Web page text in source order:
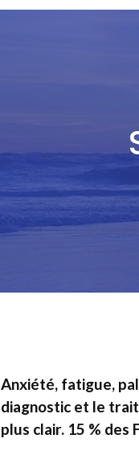
Anxiété, fatigue,
diagnostic et le
plus clair. 15 % des